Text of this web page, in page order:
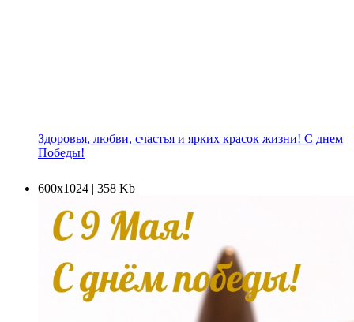
Здоровья, любви, счастья и ярких красок жизни! С днем
Победы!
600х1024 | 358 Kb